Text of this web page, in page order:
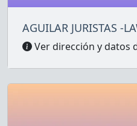
AGUILAR JURISTAS -
Ver dirección y datos